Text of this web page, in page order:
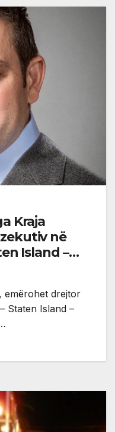
Kraja
në
Island –
emërohet drejtor
Staten Island –